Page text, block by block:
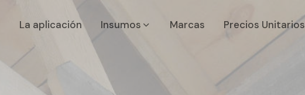
La aplicación Insumos Marcas Precios Unitarios